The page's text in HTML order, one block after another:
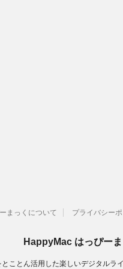
まっくについて プライバシー
HappyMac はっぴーま
とことん活用した楽しいデジタルラ